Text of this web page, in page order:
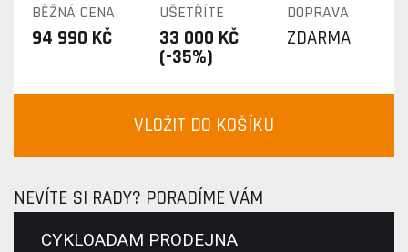
BĚŽNÁ CENA UŠETŘÍTE DOPRAVA
94 990 KČ 33 000 KČ
(-35%)
ZDARMA
VLOŽIT DO KOŠÍKU
NEVÍTE SI RADY? PORADÍME VÁM
CYKLOADAM PRODEJNA